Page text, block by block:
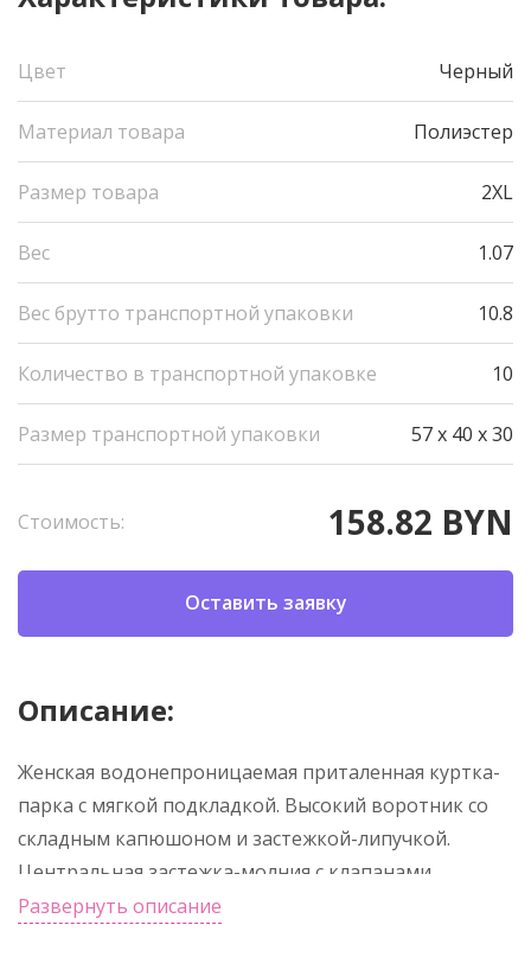
Цвет Черный
Материал товара Полиэстер
Размер товара 2XL
Вес 1.07
Вес брутто транспортной упаковки 10.8
Количество в транспортной упаковке 10
Размер транспортной упаковки 57 x 40 x 30
Стоимость: 158.82 BYN
Оставить заявку
Описание:
Женская водонепроницаемая приталенная куртка-
парка с мягкой подкладкой. Высокий воротник со
складным капюшоном и застежкой-липучкой.
Центральная застежка-молния с клапанами.
Боковые карманы на застежке-молнии с
Развернуть описание